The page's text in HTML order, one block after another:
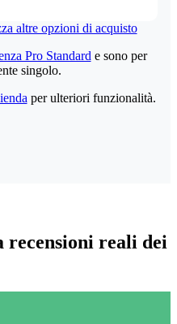
altre opzioni di acquisto
Pro Standard e sono per
singolo.
per ulteriori funzionalità.
recensioni reali dei